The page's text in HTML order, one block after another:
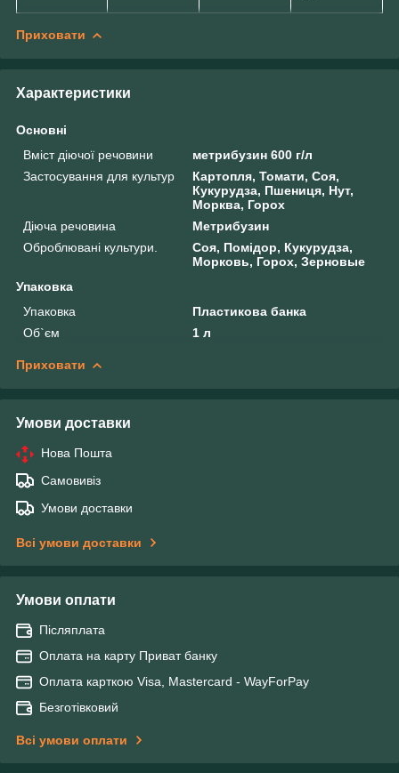
Приховати
Характеристики
Основні
Вміст діючої речовини
метрибузин 600 г/л
Застосування для культур
Картопля, Томати, Соя,
Кукурудза, Пшениця, Нут,
Морква, Горох
Діюча речовина
Метрибузин
Оброблювані культури.
Соя, Помідор, Кукурудза,
Морковь, Горох, Зерновые
Упаковка
Упаковка
Пластикова банка
Об`єм
1 л
Приховати
Умови доставки
Нова Пошта
Самовивіз
Умови доставки
Всі умови доставки
Умови оплати
Післяплата
Оплата на карту Приват банку
Оплата карткою Visa, Mastercard - WayForPay
Безготівковий
Всі умови оплати